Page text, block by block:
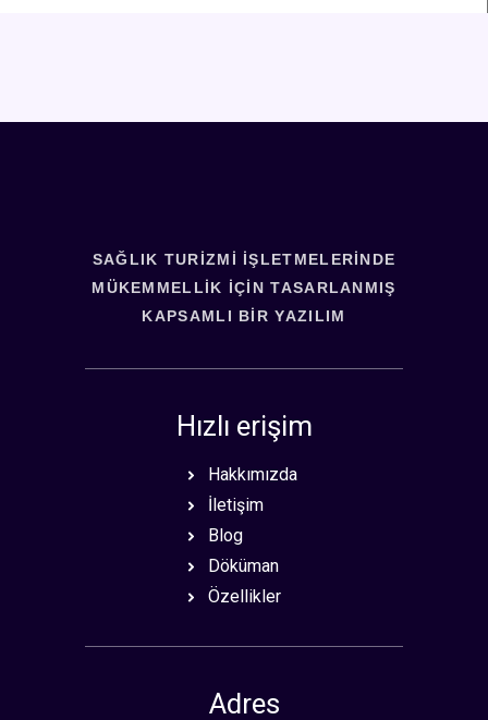
SAĞLIK TURIZMI İŞLETMELERINDE
MÜKEMMELLIK İÇIN TASARLANMIŞ
KAPSAMLI BIR YAZILIM
Hızlı erişim
Hakkımızda
İletişim
Blog
Döküman
Özellikler
Adres